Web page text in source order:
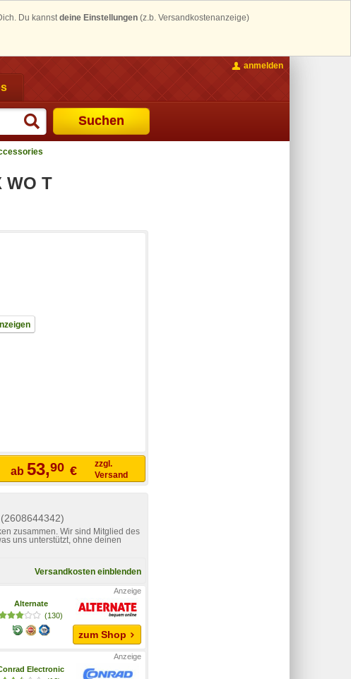
Du kannstdeine Einstellungen (z.b. Versandkostenanzeige)
Suchen
anmelden
WO T
ab 53,90 €
zzgl.
Versand
zusammen. Wir sind Mitglied des
uns unterstützt, ohne deinen
Versandkosten einblenden
Alternate
(130)
zum Shop
Electronic